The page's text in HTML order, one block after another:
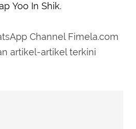
Yoo In Shik.
Channel Fimela.com
artikel-artikel terkini